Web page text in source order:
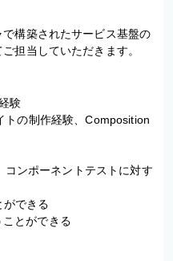
構築されたサービス基盤の
担当していただきます。
験
トの制作経験、Composition
コンポーネントテストに対す
ができる
ことができる